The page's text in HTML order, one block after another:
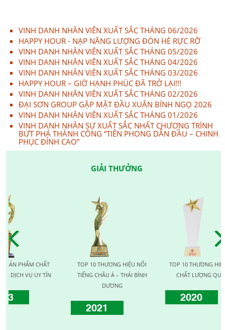
VINH DANH NHÂN VIÊN XUẤT SẮC THÁNG 06/2026
HAPPY HOUR - NẠP NĂNG LƯỢNG ĐÓN HÈ RỰC RỠ
VINH DANH NHÂN VIÊN XUẤT SẮC THÁNG 05/2026
VINH DANH NHÂN VIÊN XUẤT SẮC THÁNG 04/2026
VINH DANH NHÂN VIÊN XUẤT SẮC THÁNG 03/2026
HAPPY HOUR – GIỜ HẠNH PHÚC ĐÃ TRỞ LẠI!!!
VINH DANH NHÂN VIÊN XUẤT SẮC THÁNG 02/2026
ĐẠI SƠN GROUP GẶP MẶT ĐẦU XUÂN BÍNH NGỌ 2026
VINH DANH NHÂN VIÊN XUẤT SẮC THÁNG 01/2026
VINH DANH NHÂN SỰ XUẤT SẮC NHẤT CHƯƠNG TRÌNH
BỨT PHÁ THÀNH CÔNG “TIÊN PHONG DẪN ĐẦU – CHINH
PHỤC ĐỈNH CAO”
GIẢI THƯỞNG
CHẤT
VỤ UY TÍN
TOP 10 THƯƠNG HIỆU NỔI
TIẾNG CHÂU Á – THÁI BÌNH
TOP 10 THƯƠNG HIỆU VÀNG
CHẤT LƯỢNG QUỐC TẾ